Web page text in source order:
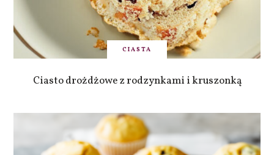
CIASTA
Ciasto drożdżowe z rodzynkami i kruszonką